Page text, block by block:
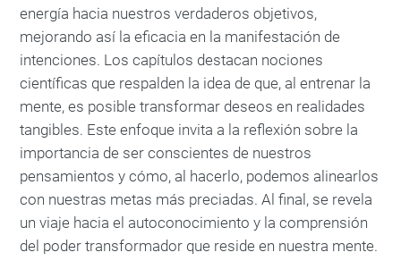
energía hacia nuestros verdaderos objetivos,
mejorando así la eficacia en la manifestación de
intenciones. Los capítulos destacan nociones
científicas que respalden la idea de que, al entrenar la
mente, es posible transformar deseos en realidades
tangibles. Este enfoque invita a la reflexión sobre la
importancia de ser conscientes de nuestros
pensamientos y cómo, al hacerlo, podemos alinearlos
con nuestras metas más preciadas. Al final, se revela
un viaje hacia el autoconocimiento y la comprensión
del poder transformador que reside en nuestra mente.